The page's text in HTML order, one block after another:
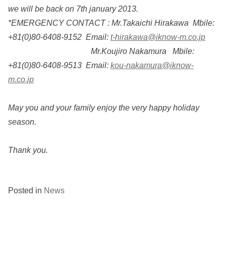
we will be back on 7th january 2013.
*EMERGENCY CONTACT : Mr.Takaichi Hirakawa Mbile:
+81(0)80-6408-9152 Email: t-hirakawa@iknow-m.co.jp
Mr.Koujiro Nakamura Mbile:
+81(0)80-6408-9513 Email: kou-nakamura@iknow-
m.co.jp
May you and your family enjoy the very happy holiday
season.
Thank you.
Posted in News